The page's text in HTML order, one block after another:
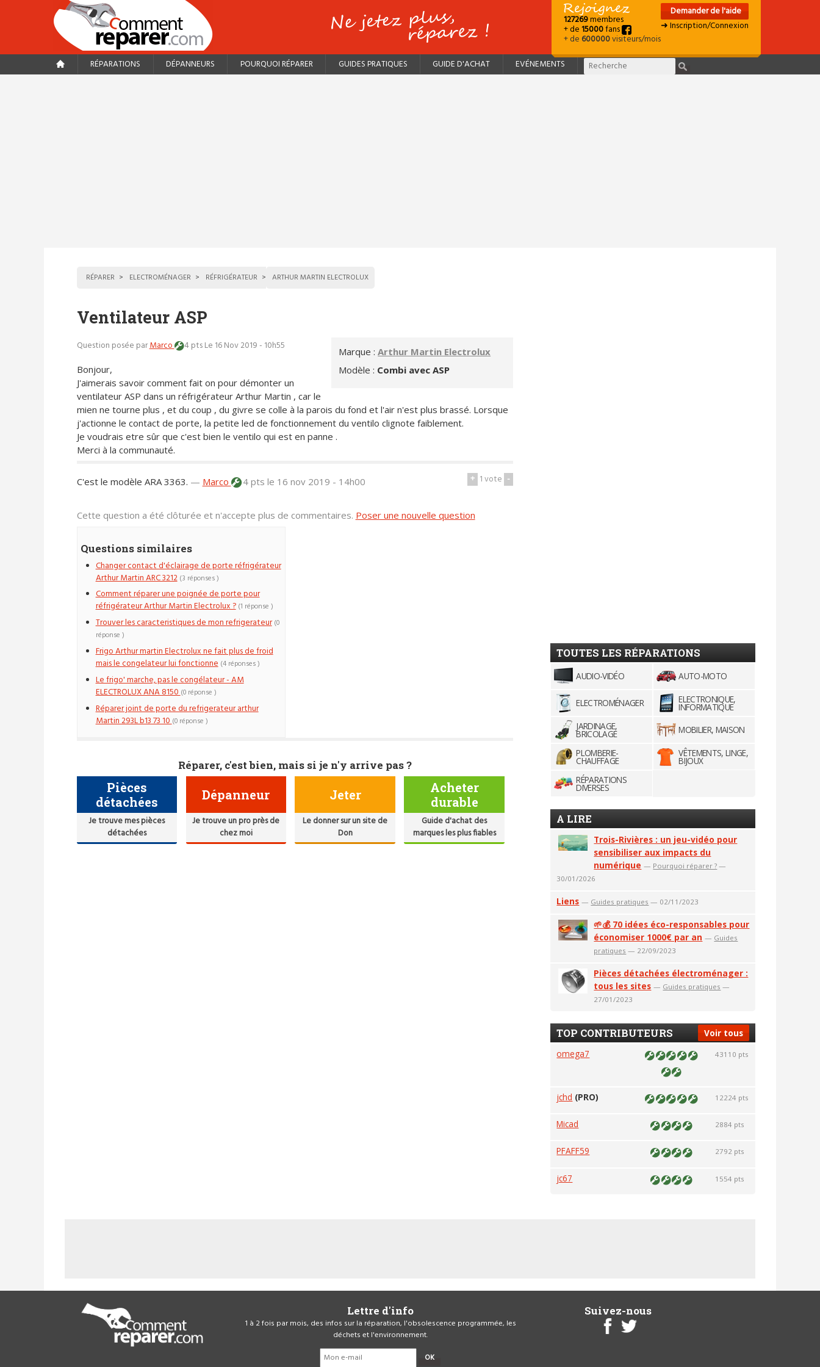
127269membres
+ de15000fans
+ de600000visiteurs/mois
Demander de l'aide
➜ Inscription/Connexion
RÉPARATIONS DÉPANNEURS POURQUOI RÉPARER GUIDES PRATIQUES GUIDE D'ACHAT EVÉNEMENTS
RÉPARER ELECTROMÉNAGER RÉFRIGÉRATEUR ARTHUR MARTIN ELECTROLUX
Ventilateur ASP
Marque :Arthur Martin Electrolux
Modèle : Combi avec ASP
Question posée parMarco 4 ptsLe 16 Nov 2019 - 10h55
Bonjour,
J'aimerais savoir comment fait on pour démonter un
ventilateur ASP dans un réfrigérateur Arthur Martin , car le
mien ne tourne plus , et du coup , du givre se colle à la parois du fond et l'air n'est plus brassé. Lorsque
j'actionne le contact de porte, la petite led de fonctionnement du ventilo clignote faiblement.
Je voudrais etre sûr que c'est bien le ventilo qui est en panne .
Merci à la communauté.
+ 1vote -
C'est le modèle ARA 3363. — Marco 4 pts le 16 nov 2019 - 14h00
Cette question a été clôturée et n'accepte plus de commentaires. Poser une nouvelle question
Questions similaires
Changer contact d'éclairage de porte réfrigérateur
Arthur Martin ARC 3212 (3 réponses )
Comment réparer une poignée de porte pour
réfrigérateur Arthur Martin Electrolux ? (1 réponse )
Trouver les caracteristiques de mon refrigerateur (0
réponse )
Frigo Arthur martin Electrolux ne fait plus de froid
mais le congelateur lui fonctionne (4 réponses )
Le frigo' marche, pas le congélateur - AM
ELECTROLUX ANA 8150(0 réponse )
Réparer joint de porte du refrigerateur arthur
Martin 293L b13 73 10(0 réponse )
Réparer, c'est bien, mais si je n'y arrive pas ?
Pièces
détachées
Je trouve mes pièces
détachées
Dépanneur
Je trouve un pro près de
chez moi
Jeter
Le donner sur un site de
Don
Acheter
durable
Guide d'achat des
marques les plus fiables
TOUTES LES RÉPARATIONS
AUDIO-VIDÉO AUTO-MOTO
ELECTROMÉNAGER ELECTRONIQUE,
INFORMATIQUE
JARDINAGE,
BRICOLAGE
MOBILIER, MAISON
PLOMBERIE-
CHAUFFAGE
VÊTEMENTS, LINGE,
BIJOUX
RÉPARATIONS
DIVERSES
A LIRE
Trois-Rivières : un jeu-vidéo pour
sensibiliser aux impacts du
numérique — Pourquoi réparer ? —
30/01/2026
Liens — Guides pratiques — 02/11/2023
🌱💰 70 idées éco-responsables pour
économiser 1000€ par an — Guides
pratiques — 22/09/2023
Pièces détachées électroménager :
tous les sites — Guides pratiques —
27/01/2023
Voir tous
TOP CONTRIBUTEURS
omega7 43110 pts
jchd (PRO) 12224 pts
Micad 2884 pts
PFAFF59 2792 pts
jc67 1554 pts
Lettre d'info
1 à 2 fois par mois, des infos sur la réparation, l'obsolescence programmée, les
déchets et l'environnement.
OK
Suivez-nous